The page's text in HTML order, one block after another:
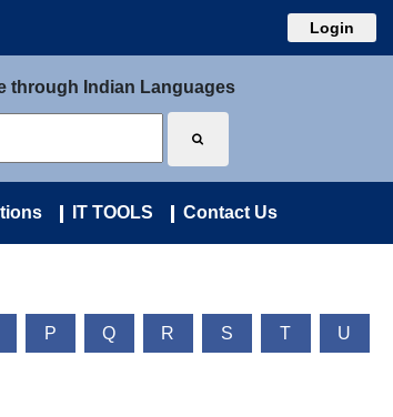
Login
through Indian Languages
IT TOOLS Contact Us
P Q R S T U